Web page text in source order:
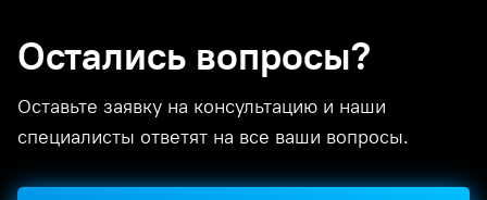
Остались вопросы?
Оставьте заявку на консультацию и наши
специалисты ответят на все ваши вопросы.